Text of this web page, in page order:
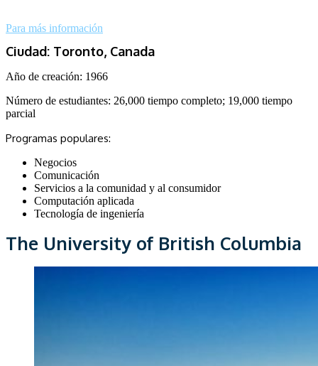
Para más información
Ciudad: Toronto, Canada
Año de creación: 1966
Número de estudiantes: 26,000 tiempo completo; 19,000 tiempo
parcial
Programas populares:
Negocios
Comunicación
Servicios a la comunidad y al consumidor
Computación aplicada
Tecnología de ingeniería
The University of British Columbia